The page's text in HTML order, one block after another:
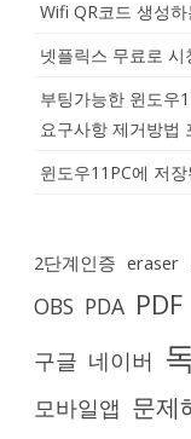
Wifi QR코드 생성
넷플릭스 무료로
부팅가능한 윈도우
요구사항 제거방법
윈도우11PC에 저
2단계인증 eraser
OBS PDA PDF
구글 네이버
모바일앱 문제